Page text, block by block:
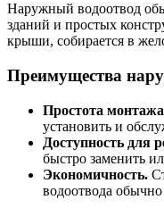
Наружный водоотвод
зданий и простых
крыши, собирается в
Преимущества
Простота
установить и
Доступность для
быстро заменить
Экономичность.
водоотвода